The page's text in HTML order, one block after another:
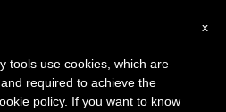
x
tools use cookies, which are
required to achieve the
policy. If you want to know